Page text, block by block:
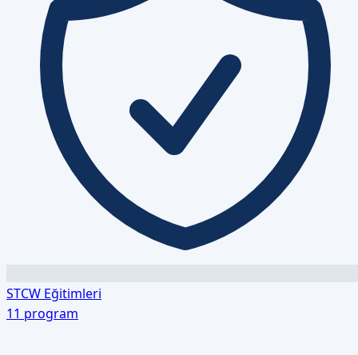
STCW Eğitimleri
11 program